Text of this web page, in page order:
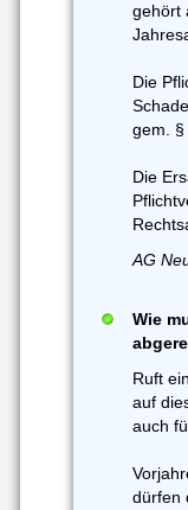
gehört
Die
gem. §
Die
AG
Wie
Ruft
auf
auch
dürfen